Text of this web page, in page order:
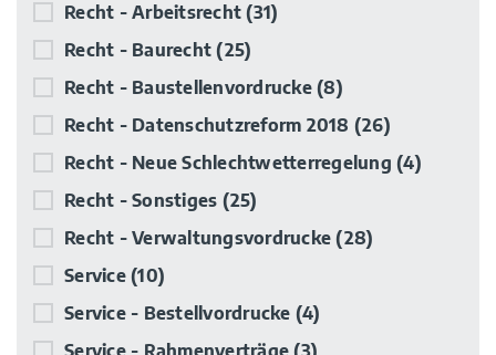
Recht - Arbeitsrecht(31)
Recht - Baurecht(25)
Recht - Baustellenvordrucke (8)
Recht - Datenschutzreform 2018 (26)
Recht - Neue Schlechtwetterregelung (4)
Recht - Sonstiges (25)
Recht - Verwaltungsvordrucke(28)
Service (10)
Service - Bestellvordrucke (4)
Service - Rahmenverträge(3)